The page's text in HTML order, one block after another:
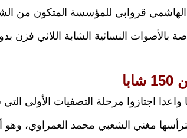
قروابي للمؤسسة المتكون من
بالأصوات النسائية الشابة اللائي فزن
الطبعة التاسعة تنافس 18 صوتا واعدا اجتازوا مرحلة التصفيات
سيترأسها مغني الشعبي محمد العمراوي،